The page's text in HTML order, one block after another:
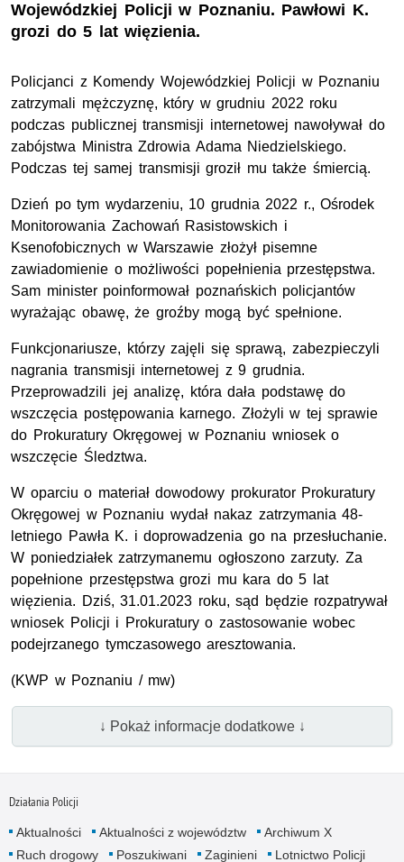
Wojewódzkiej Policji w Poznaniu. Pawłowi K.
grozi do 5 lat więzienia.
Policjanci z Komendy Wojewódzkiej Policji w Poznaniu
zatrzymali mężczyznę, który w grudniu 2022 roku
podczas publicznej transmisji internetowej nawoływał do
zabójstwa Ministra Zdrowia Adama Niedzielskiego.
Podczas tej samej transmisji groził mu także śmiercią.
Dzień po tym wydarzeniu, 10 grudnia 2022 r., Ośrodek
Monitorowania Zachowań Rasistowskich i
Ksenofobicznych w Warszawie złożył pisemne
zawiadomienie o możliwości popełnienia przestępstwa.
Sam minister poinformował poznańskich policjantów
wyrażając obawę, że groźby mogą być spełnione.
Funkcjonariusze, którzy zajęli się sprawą, zabezpieczyli
nagrania transmisji internetowej z 9 grudnia.
Przeprowadzili jej analizę, która dała podstawę do
wszczęcia postępowania karnego. Złożyli w tej sprawie
do Prokuratury Okręgowej w Poznaniu wniosek o
wszczęcie Śledztwa.
W oparciu o materiał dowodowy prokurator Prokuratury
Okręgowej w Poznaniu wydał nakaz zatrzymania 48-
letniego Pawła K. i doprowadzenia go na przesłuchanie.
W poniedziałek zatrzymanemu ogłoszono zarzuty. Za
popełnione przestępstwa grozi mu kara do 5 lat
więzienia. Dziś, 31.01.2023 roku, sąd będzie rozpatrywał
wniosek Policji i Prokuratury o zastosowanie wobec
podejrzanego tymczasowego aresztowania.
(KWP w Poznaniu / mw)
↓ Pokaż informacje dodatkowe ↓
Działania Policji
Aktualności Aktualności z województw
Archiwum X
Ruch drogowy
Poszukiwani Zaginieni
Lotnictwo Policji